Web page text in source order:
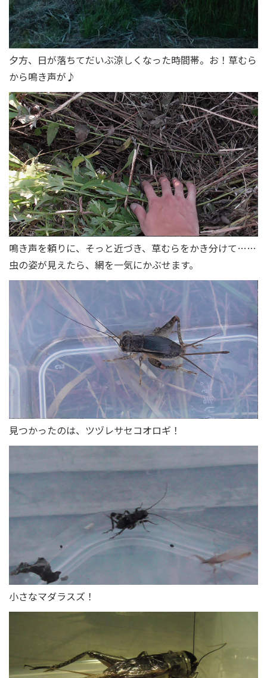
夕方、日が落ちてだいぶ涼しくなった時間帯。お！草むら
から鳴き声が♪
鳴き声を頼りに、そっと近づき、草むらをかき分けて……
虫の姿が見えたら、網を一気にかぶせます。
見つかったのは、ツヅレサセコオロギ！
小さなマダラスズ！